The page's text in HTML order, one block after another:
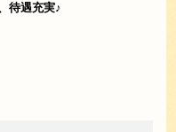
待遇充実♪